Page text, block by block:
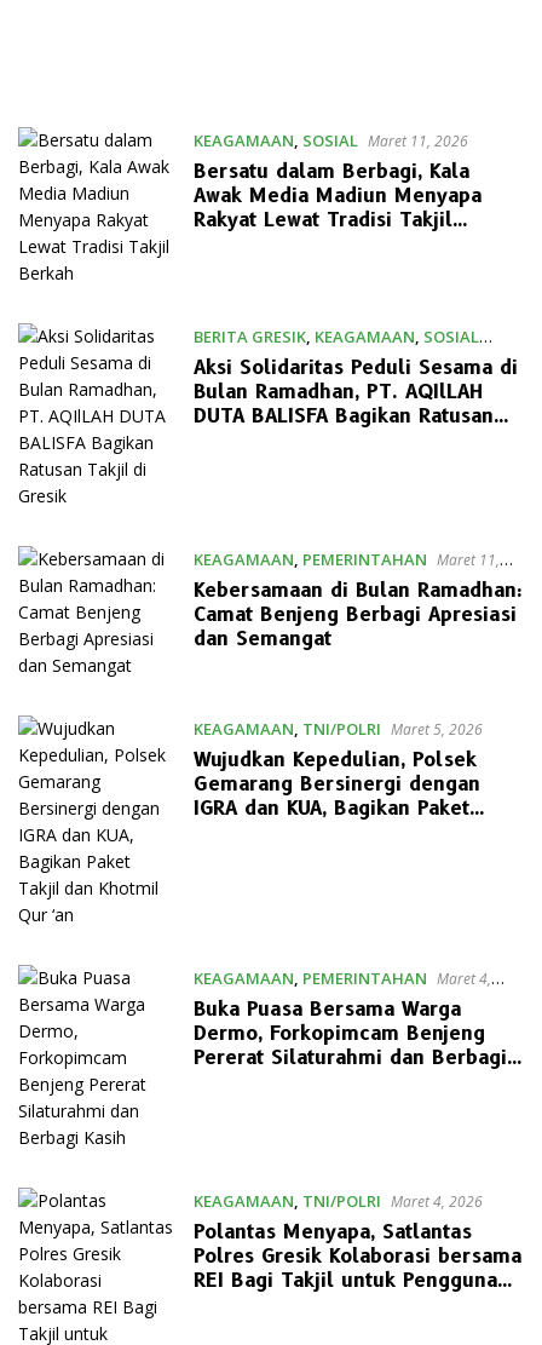
KEAGAMAAN, SOSIAL Maret 11, 2026
Bersatu dalam Berbagi, Kala
Awak Media Madiun Menyapa
Rakyat Lewat Tradisi Takjil
BERITA GRESIK, KEAGAMAAN, SOSIAL
Maret 11, 2026
Aksi Solidaritas Peduli Sesama di
Bulan Ramadhan, PT. AQIlLAH
DUTA BALISFA Bagikan Ratusan
KEAGAMAAN, PEMERINTAHAN Maret 11,
2026
Kebersamaan di Bulan Ramadhan:
Camat Benjeng Berbagi Apresiasi
dan Semangat
KEAGAMAAN, TNI/POLRI Maret 5, 2026
Wujudkan Kepedulian, Polsek
Gemarang Bersinergi dengan
IGRA dan KUA, Bagikan Paket
KEAGAMAAN, PEMERINTAHAN Maret 4,
2026
Buka Puasa Bersama Warga
Dermo, Forkopimcam Benjeng
Pererat Silaturahmi dan Berbagi
KEAGAMAAN, TNI/POLRI Maret 4, 2026
Polantas Menyapa, Satlantas
Polres Gresik Kolaborasi bersama
REI Bagi Takjil untuk Pengguna